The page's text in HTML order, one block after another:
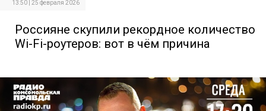
13:50 | 25 февраля 2026
Россияне скупили рекордное количество
Wi-Fi-роутеров: вот в чём причина